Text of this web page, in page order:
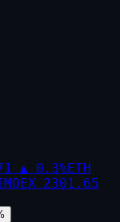
▲ 0.3%ETH
2301.65